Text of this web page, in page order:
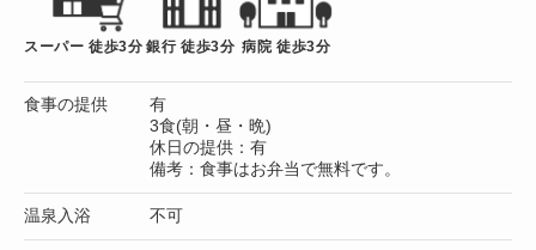
スーパー 徒歩3分 銀行 徒歩3分 病院 徒歩3分
食事の提供
有
3食(朝・昼・晩)
休日の提供：有
備考：食事はお弁当で無料です。
温泉入浴 不可